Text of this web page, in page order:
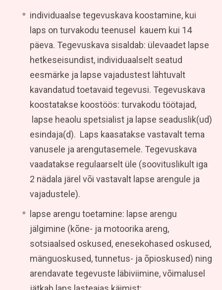
individuaalse tegevuskava koostamine, kui
laps on turvakodu teenusel kauem kui 14
päeva. Tegevuskava sisaldab: ülevaadet lapse
hetkeseisundist, individuaalselt seatud
eesmärke ja lapse vajadustest lähtuvalt
kavandatud toetavaid tegevusi. Tegevuskava
koostatakse koostöös: turvakodu töötajad,
lapse heaolu spetsialist ja lapse seaduslik(ud)
esindaja(d). Laps kaasatakse vastavalt tema
vanusele ja arengutasemele. Tegevuskava
vaadatakse regulaarselt üle (soovituslikult iga
2 nädala järel või vastavalt lapse arengule ja
vajadustele).
lapse arengu toetamine: lapse arengu
jälgimine (kõne- ja motoorika areng,
sotsiaalsed oskused, enesekohased oskused,
mänguoskused, tunnetus- ja õpioskused) ning
arendavate tegevuste läbiviimine, võimalusel